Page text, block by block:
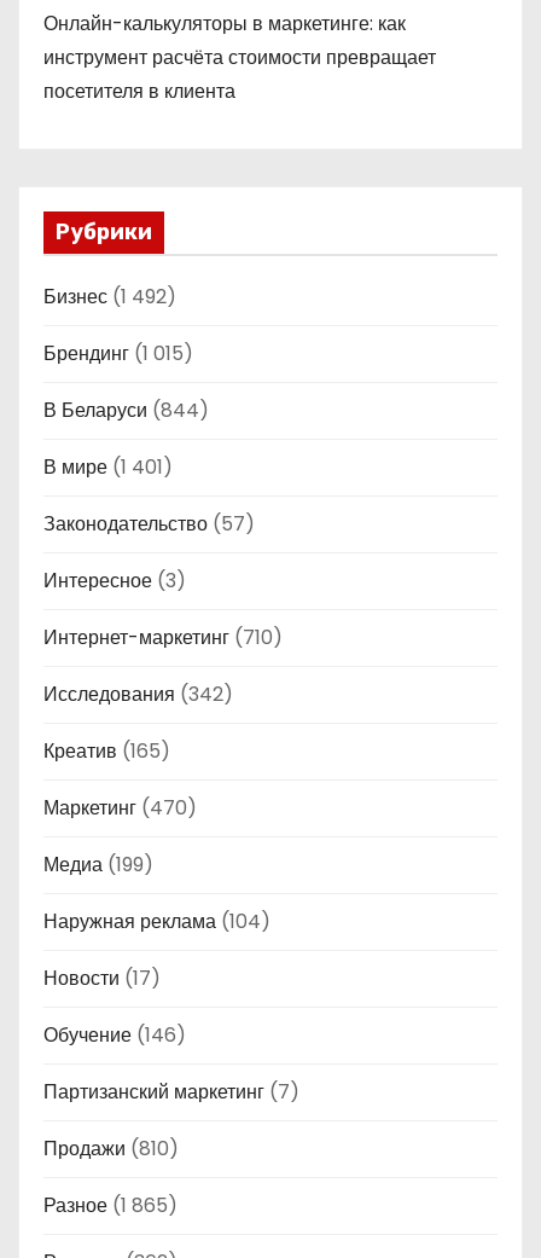
Онлайн-калькуляторы в маркетинге: как
инструмент расчёта стоимости превращает
посетителя в клиента
Рубрики
Бизнес (1 492)
Брендинг (1 015)
В Беларуси (844)
В мире (1 401)
Законодательство (57)
Интересное (3)
Интернет-маркетинг (710)
Исследования (342)
Креатив (165)
Маркетинг (470)
Медиа (199)
Наружная реклама (104)
Новости (17)
Обучение (146)
Партизанский маркетинг (7)
Продажи (810)
Разное (1 865)